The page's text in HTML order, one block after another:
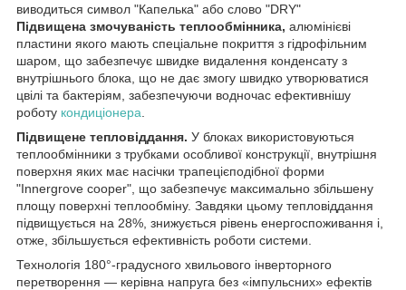
виводиться символ "Капелька" або слово "DRY"
Підвищена змочуваність теплообмінника, алюмінієві
пластини якого мають спеціальне покриття з гідрофільним
шаром, що забезпечує швидке видалення конденсату з
внутрішнього блока, що не дає змогу швидко утворюватися
цвілі та бактеріям, забезпечуючи водночас ефективнішу
роботу кондиціонера
Підвищене тепловіддання. У блоках використовуються
теплообмінники з трубками особливої конструкції, внутрішня
поверхня яких має насічки трапецієподібної форми
"Innergrove cooper", що забезпечує максимально збільшену
площу поверхні теплообміну. Завдяки цьому тепловіддання
підвищується на 28%, знижується рівень енергоспоживання і,
отже, збільшується ефективність роботи системи.
Технологія 180°-градусного хвильового інверторного
перетворення — керівна напруга без «імпульсних» ефектів